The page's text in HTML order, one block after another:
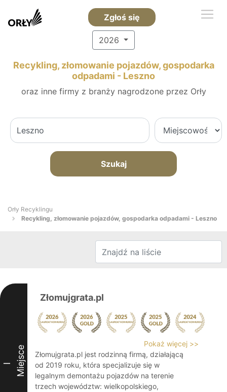
Zgłoś się
2026
Recykling, złomowanie pojazdów, gospodarka
odpadami - Leszno
oraz inne firmy z branży nagrodzone przez Orły
Szukaj
Orły Recyklingu
Recykling, złomowanie pojazdów, gospodarka odpadami - Leszno
I Miejsce
Złomujgrata.pl
Pokaż więcej >>
Złomujgrata.pl jest rodzinną firmą, działającą
od 2019 roku, która specjalizuje się w
legalnym demontażu pojazdów na terenie
trzech województw: wielkopolskiego,